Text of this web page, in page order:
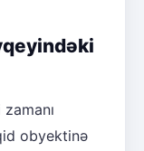
obyektinə